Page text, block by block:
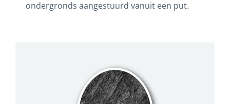
ondergronds aangestuurd vanuit een put.